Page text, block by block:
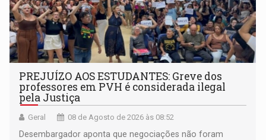
PREJUÍZO AOS ESTUDANTES: Greve dos
professores em PVH é considerada ilegal
pela Justiça
Geral 08 de Agosto de 2026 às 08:52
Desembargador aponta que negociações não foram